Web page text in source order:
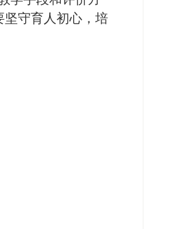
坚守育人初心，培